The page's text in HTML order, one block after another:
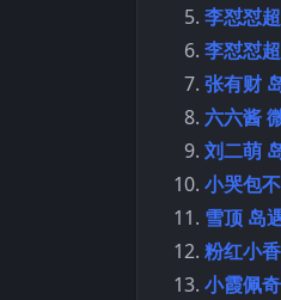
李怼怼
李怼怼
张有财
六六酱
刘二萌
小哭包
雪顶 岛
粉红小
小霞佩